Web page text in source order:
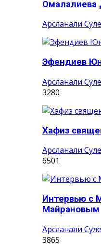
Омалалиева
Арсланали
Эфендиев
Арсланали
3280
Хафиз
Арсланали
6501
Интервью с
Майрановым
Арсланали
3865